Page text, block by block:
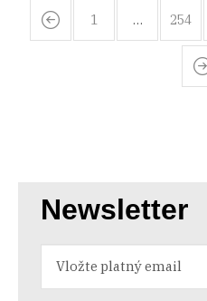
1 … 254
Newsletter